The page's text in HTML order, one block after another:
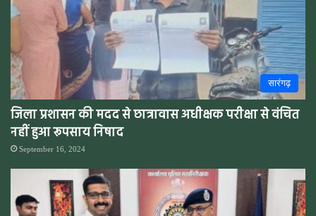
सारंगढ़
जिला प्रशासन की मदद से छात्रावास अधीक्षक परीक्षा से वंचित
नहीं हुआ रूपसाय निषाद
September 16, 2024